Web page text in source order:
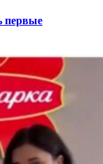
первые